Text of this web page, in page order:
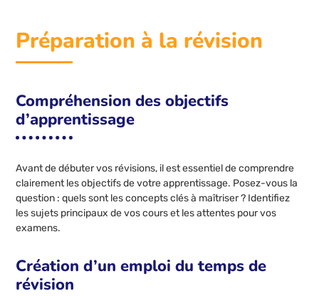
Préparation à la révision
Compréhension des objectifs
d’apprentissage
Avant de débuter vos révisions, il est essentiel de comprendre
clairement les objectifs de votre apprentissage. Posez-vous la
question : quels sont les concepts clés à maîtriser ? Identifiez
les sujets principaux de vos cours et les attentes pour vos
examens.
Création d’un emploi du temps de
révision